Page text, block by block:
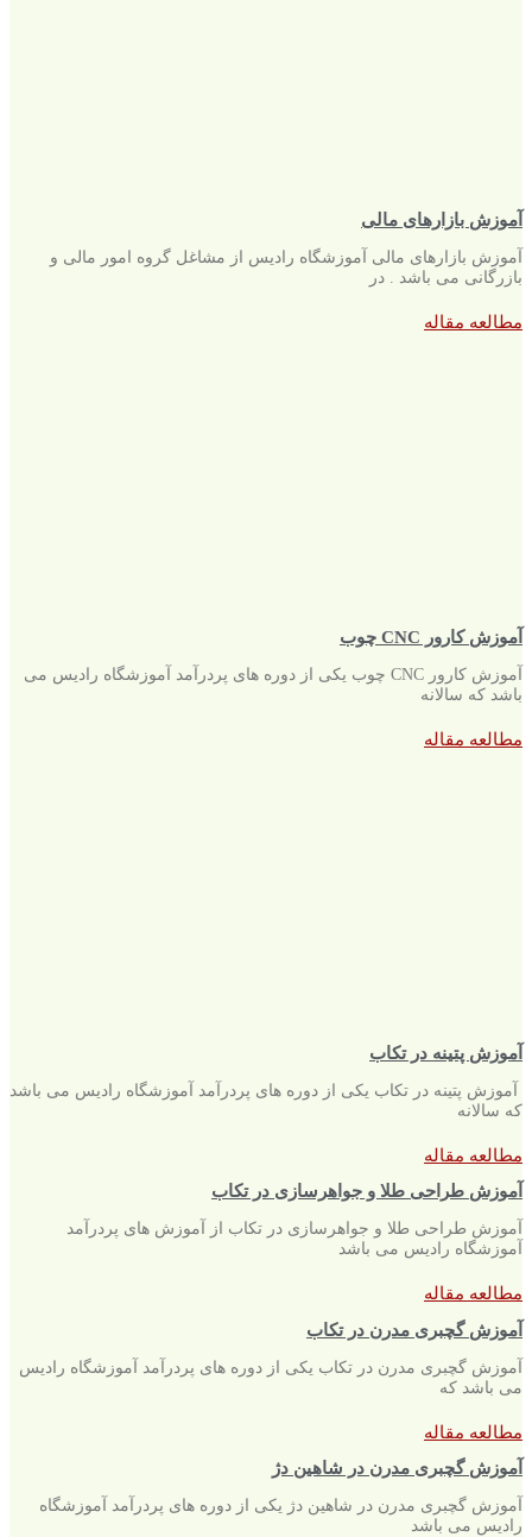
آموزش بازارهای مالی
آموزش بازارهای مالی آموزشگاه رادیس از مشاغل گروه امور مالی و
بازرگانی می باشد . در
مطالعه مقاله
آموزش کارور CNC چوب
آموزش کارور CNC چوب یکی از دوره های پردرآمد آموزشگاه رادیس می
باشد که سالانه
مطالعه مقاله
آموزش پتینه در تکاب
آموزش پتینه در تکاب یکی از دوره های پردرآمد آموزشگاه رادیس می باشد
که سالانه
مطالعه مقاله
آموزش طراحی طلا و جواهرسازی در تکاب
آموزش طراحی طلا و جواهرسازی در تکاب از آموزش های پردرآمد
آموزشگاه رادیس می باشد
مطالعه مقاله
آموزش گچبری مدرن در تکاب
آموزش گچبری مدرن در تکاب یکی از دوره های پردرآمد آموزشگاه رادیس
می باشد که
مطالعه مقاله
آموزش گچبری مدرن در شاهین دژ
آموزش گچبری مدرن در شاهین دژ یکی از دوره های پردرآمد آموزشگاه
رادیس می باشد